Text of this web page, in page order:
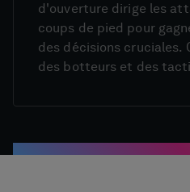
d'ouverture dirige les
coups de pied pour
des décisions cruciales.
des botteurs et des